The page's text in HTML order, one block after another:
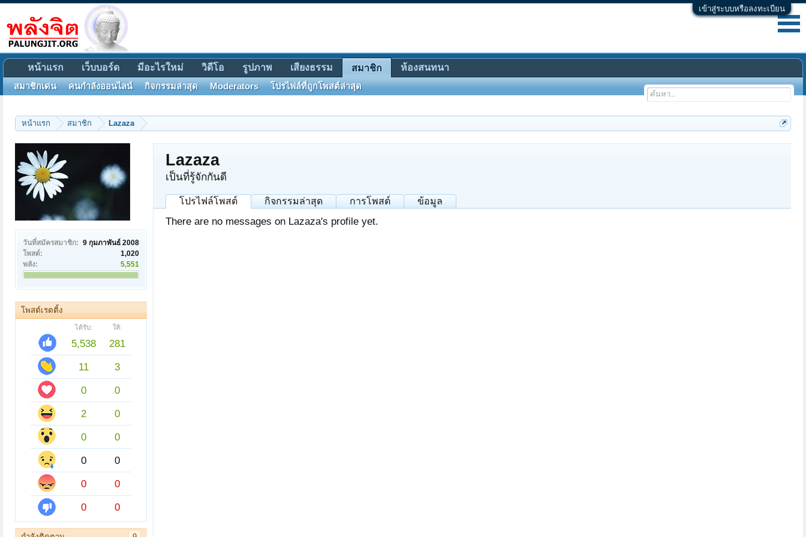
เข้าสู่ระบบหรือลงทะเบียน
หน้าแรก สมาชิก Lazaza
วันที่สมัครสมาชิก: 9 กุมภาพันธ์ 2008
โพสต์:
1,020
พลัง:
5,551
โพสต์เรตติ้ง
ได้รับ: ให้:
5,538
281
11
3
0
0
2
0
0
0
0
0
0
0
0
0
Lazaza
เป็นที่รู้จักกันดี
โปรไฟล์โพสต์ กิจกรรมล่าสุด การโพสต์ ข้อมูล
There are no messages on Lazaza's profile yet.
หน้าแรก เว็บบอร์ด มีอะไรใหม่ วิดีโอ รูปภาพ เสียงธรรม สมาชิก
สมาชิกเด่น คนกำลังออนไลน์ กิจกรรมล่าสุด Moderators โปรไฟล์ที่ถูกโพสต์ล่าสุด
ห้องสนทนา